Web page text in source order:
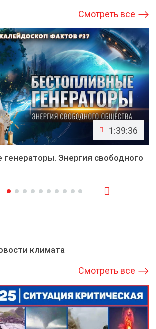
Смотреть все
1:39:36
Энергия свободного
климата
Смотреть все